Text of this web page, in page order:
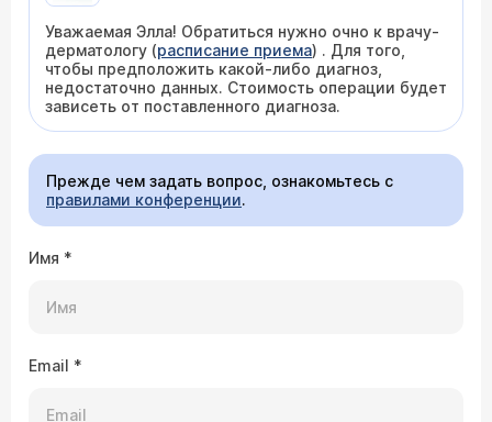
Уважаемая Элла! Обратиться нужно очно к врачу-
дерматологу (расписание приема) . Для того,
чтобы предположить какой-либо диагноз,
недостаточно данных. Стоимость операции будет
зависеть от поставленного диагноза.
Прежде чем задать вопрос, ознакомьтесь с
правилами конференции.
Имя *
Email *